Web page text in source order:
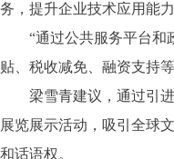
务，提升企业技术应用能
“通过公共服务平台和政
贴、税收减免、融资支持
梁雪青建议，通过引进
展览展示活动，吸引全球
和话语权。